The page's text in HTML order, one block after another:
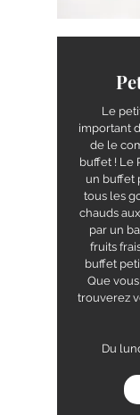
Le
important
de le
buffet ! Le
un buffet
tous les
chauds
par un
fruits
buffet
Que
trouverez
Du